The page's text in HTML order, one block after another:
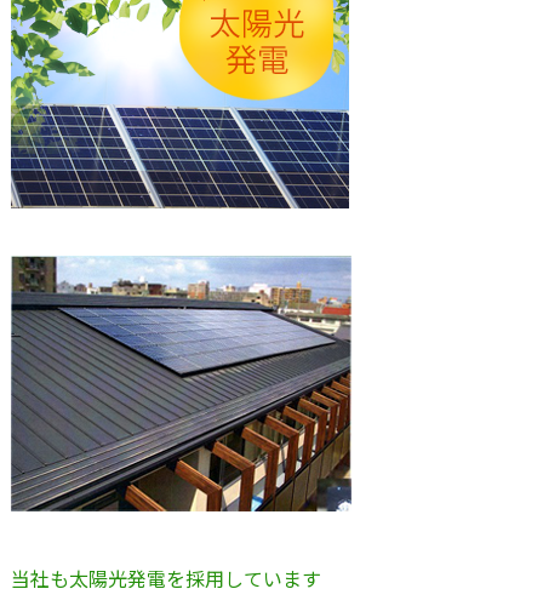
当社も太陽光発電を採用しています